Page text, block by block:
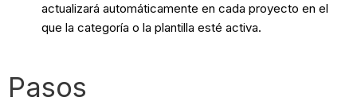
actualizará automáticamente en cada proyecto en el
que la categoría o la plantilla esté activa.
Pasos